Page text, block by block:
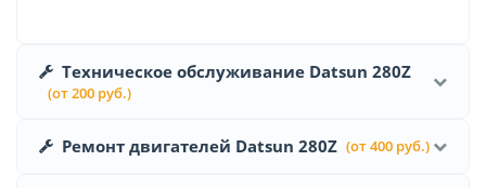
Техническое обслуживание Datsun 280Z
(от 200 руб.)
Ремонт двигателей Datsun 280Z (от 400 руб.)